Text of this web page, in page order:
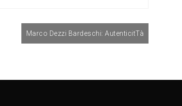
Marco Dezzi Bardeschi: AutenticitTà